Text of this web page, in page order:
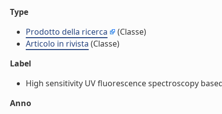
Type
Prodotto della ricerca
(Classe)
Articolo in rivista (Classe)
Label
High sensitivity UV fluorescence spectroscopy
Anno